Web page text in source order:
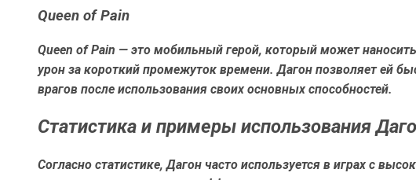
Queen of Pain
Queen of Pain — это мобильный герой, который может
урон за короткий промежуток времени. Дагон позволяет ей
врагов после использования своих основных способностей.
Статистика и примеры использования
Согласно статистике, Дагон часто используется в играх с